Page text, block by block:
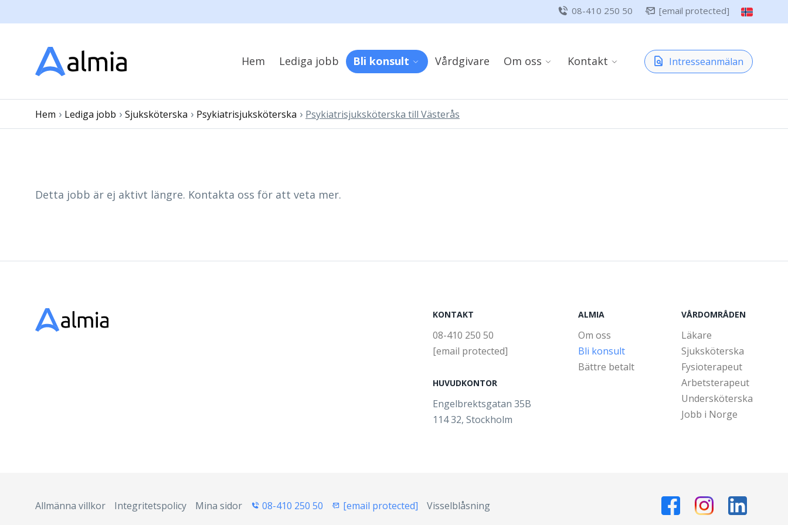
08-410 250 50 [email protected]
Hem Lediga jobb Bli konsult Vårdgivare Om oss Kontakt Intresseanmälan
Hem › Lediga jobb › Sjuksköterska › Psykiatrisjuksköterska › Psykiatrisjuksköterska till Västerås
Detta jobb är ej aktivt längre. Kontakta oss för att veta mer.
KONTAKT
08-410 250 50
[email protected]
HUVUDKONTOR
Engelbrektsgatan 35B
114 32, Stockholm
ALMIA
Om oss
Bli konsult
Bättre betalt
VÅRDOMRÅDEN
Läkare
Sjuksköterska
Fysioterapeut
Arbetsterapeut
Undersköterska
Jobb i Norge
Allmänna villkor Integritetspolicy Mina sidor 08-410 250 50 [email protected] Visselblåsning